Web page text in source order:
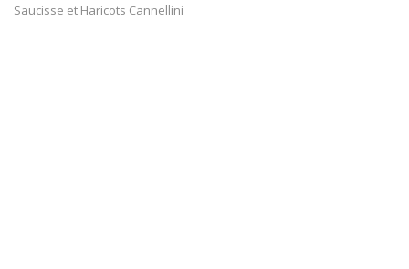
Saucisse et Haricots Cannellini